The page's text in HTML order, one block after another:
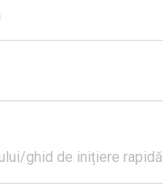
ghid de inițiere rapidă